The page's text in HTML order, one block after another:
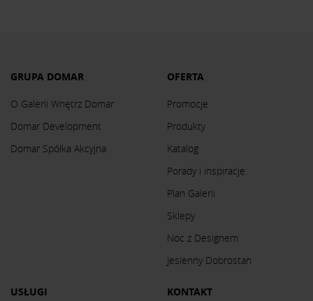
GRUPA DOMAR
O Galerii Wnętrz Domar
Domar Development
Domar Spółka Akcyjna
OFERTA
Promocje
Produkty
Katalog
Porady i inspiracje
Plan Galerii
Sklepy
Noc z Designem
Jesienny Dobrostan
USŁUGI KONTAKT